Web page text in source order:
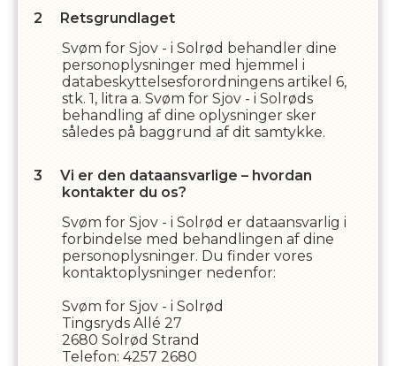
Retsgrundlaget
Svøm for Sjov - i Solrød behandler dine
personoplysninger med hjemmel i
databeskyttelsesforordningens artikel 6,
stk. 1, litra a. Svøm for Sjov - i Solrøds
behandling af dine oplysninger sker
således på baggrund af dit samtykke.
Vi er den dataansvarlige – hvordan
kontakter du os?
Svøm for Sjov - i Solrød er dataansvarlig i
forbindelse med behandlingen af dine
personoplysninger. Du finder vores
kontaktoplysninger nedenfor:
Svøm for Sjov - i Solrød
Tingsryds Allé 27
2680 Solrød Strand
Telefon: 4257 2680